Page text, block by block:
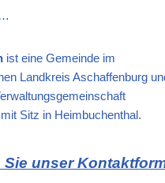
ist eine Gemeinde im
Landkreis Aschaffenburg
Sitz in Heimbuchenthal.
Sie unser